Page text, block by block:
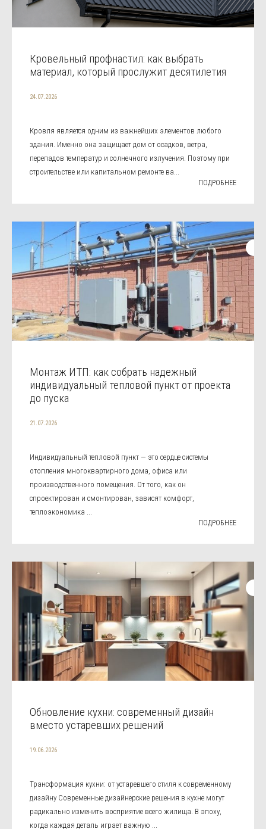
Кровельный профнастил: как выбрать
материал, который прослужит десятилетия
24.07.2026
Кровля является одним из важнейших элементов любого
здания. Именно она защищает дом от осадков, ветра,
перепадов температур и солнечного излучения. Поэтому при
строительстве или капитальном ремонте ва...
ПОДРОБНЕЕ
Монтаж ИТП: как собрать надежный
индивидуальный тепловой пункт от проекта
до пуска
21.07.2026
Индивидуальный тепловой пункт — это сердце системы
отопления многоквартирного дома, офиса или
производственного помещения. От того, как он
спроектирован и смонтирован, зависят комфорт,
теплоэкономика ...
ПОДРОБНЕЕ
Обновление кухни: современный дизайн
вместо устаревших решений
19.06.2026
Трансформация кухни: от устаревшего стиля к современному
дизайну Современные дизайнерские решения в кухне могут
радикально изменить восприятие всего жилища. В эпоху,
когда каждая деталь играет важную ...